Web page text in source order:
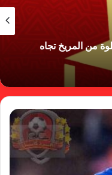
من المريخ تجاه